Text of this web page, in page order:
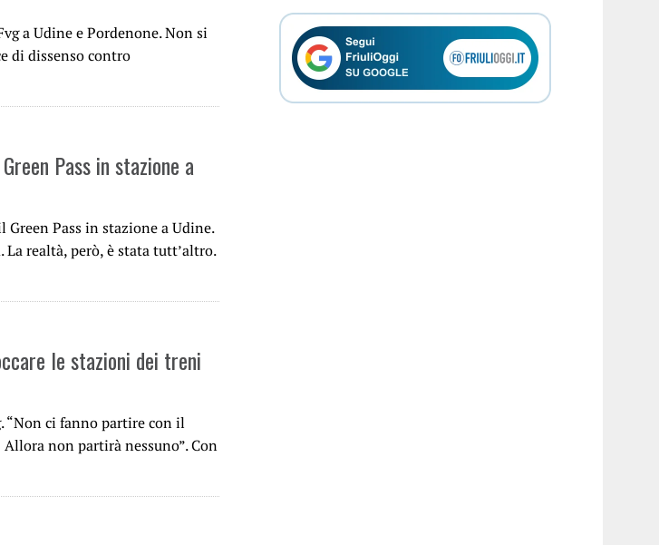
a Udine e Pordenone. Non si
di dissenso contro
Pass in stazione a
Pass in stazione a Udine.
La realtà, però, è stata tutt’altro.
le stazioni dei treni
“Non ci fanno partire con il
non partirà nessuno”. Con